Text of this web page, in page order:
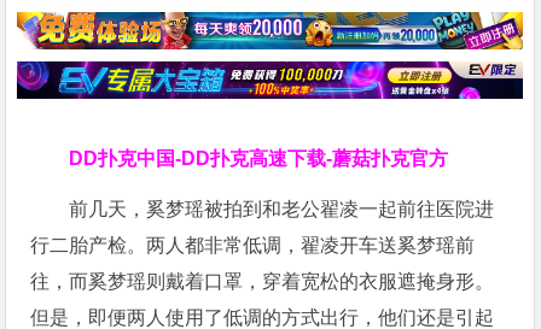
DD扑克中国-DD扑克高速下载-蘑菇扑克官方
前几天，奚梦瑶被拍到和老公翟凌一起前往医院进
行二胎产检。两人都非常低调，翟凌开车送奚梦瑶前
往，而奚梦瑶则戴着口罩，穿着宽松的衣服遮掩身形。
但是，即便两人使用了低调的方式出行，他们还是引起